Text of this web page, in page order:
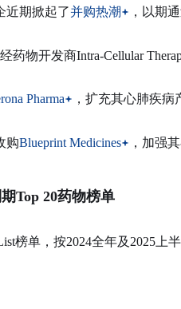
近期掀起了并购热潮 ，以期
药物开发商Intra-Cellular
Pharma ，扩充其心肺疾病
购Blueprint Medicines ，加强
Top 20药物榜单
榜单，按2024全年及2025